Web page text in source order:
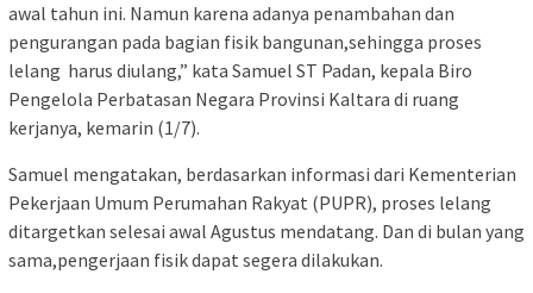
awal tahun ini. Namun karena adanya penambahan dan
pengurangan pada bagian fisik bangunan,sehingga proses
lelang harus diulang,” kata Samuel ST Padan, kepala Biro
Pengelola Perbatasan Negara Provinsi Kaltara di ruang
kerjanya, kemarin (1/7).
Samuel mengatakan, berdasarkan informasi dari Kementerian
Pekerjaan Umum Perumahan Rakyat (PUPR), proses lelang
ditargetkan selesai awal Agustus mendatang. Dan di bulan yang
sama,pengerjaan fisik dapat segera dilakukan.